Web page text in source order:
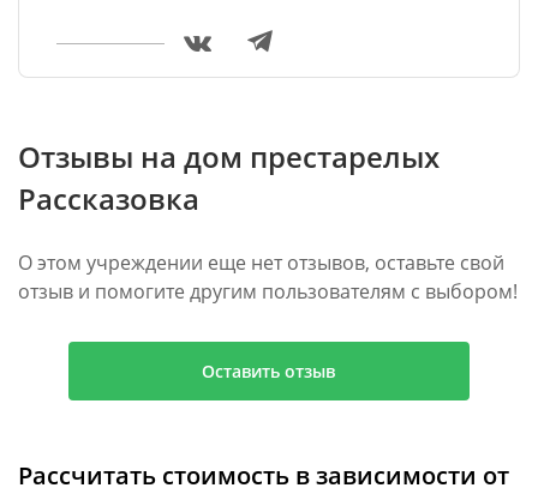
Отзывы на дом престарелых
Рассказовка
О этом учреждении еще нет отзывов, оставьте свой
отзыв и помогите другим пользователям с выбором!
Оставить отзыв
Рассчитать стоимость в зависимости от